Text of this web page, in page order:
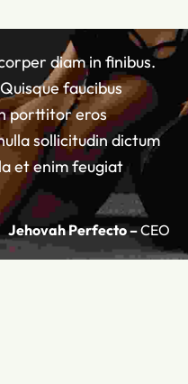
diam in finibus.
faucibus
porttitor eros
sollicitudin dictum
et enim feugiat
Jehovah Perfecto –CEO